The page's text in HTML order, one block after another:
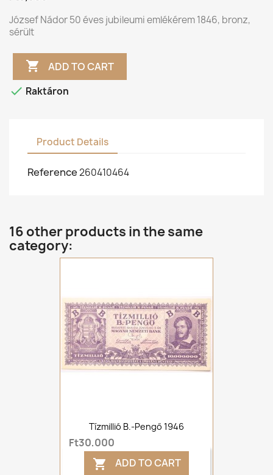
József Nádor 50 éves jubileumi emlékérem 1846, bronz,
sérült
 ADD TO CART
 Raktáron
Product Details
Reference260410464
16 other products in the same
category:
Tízmillió B.-Pengő 1946
Ft30,000
 ADD TO CART